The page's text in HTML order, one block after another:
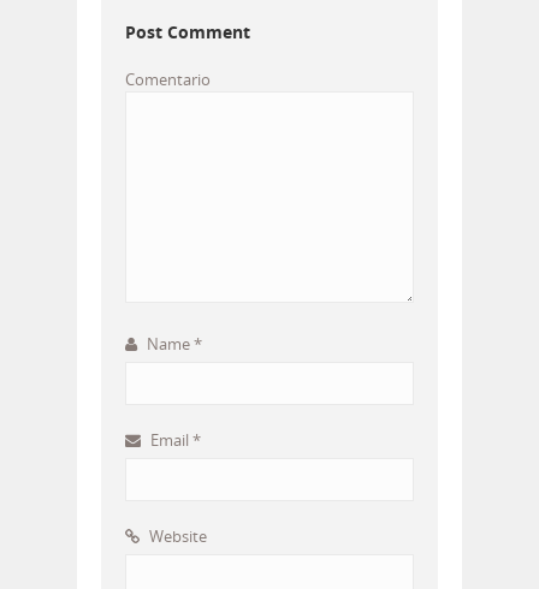
Post Comment
Comentario
Name*
Email *
Website